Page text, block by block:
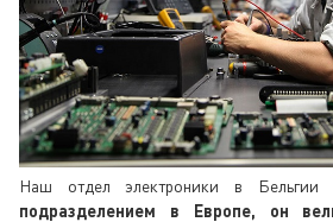
Наш отдел электроники в Бельгии
подразделением в Европе, он